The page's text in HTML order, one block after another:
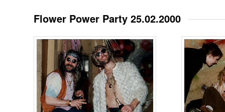
Flower Power Party 25.02.2000